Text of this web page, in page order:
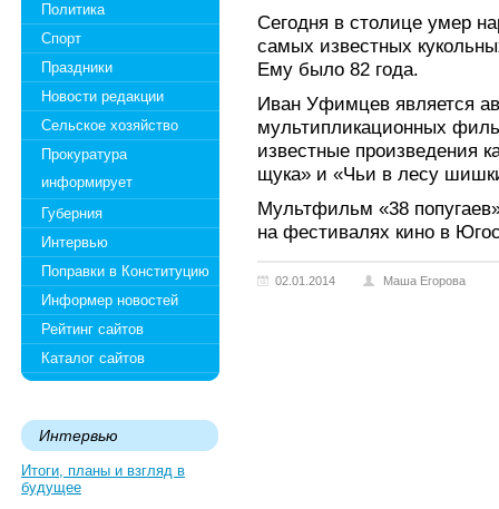
Политика
Спорт
Праздники
Новости редакции
Сельское хозяйство
Прокуратура
информирует
Губерния
Интервью
Поправки в Конституцию
Информер новостей
Рейтинг сайтов
Каталог сайтов
Интервью
Итоги, планы и взгляд в
будущее
Сегодня в столице умер
самых известных
Ему было 82 года.
Иван Уфимцев является
мультипликационных
известные произведения
щука» и «Чьи в лесу
Мультфильм «38
на фестивалях кино в
02.01.2014 Маша Егорова